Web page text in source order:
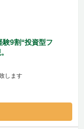
験9割“投資型フ
します